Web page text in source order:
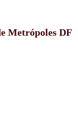
Metrópoles DF